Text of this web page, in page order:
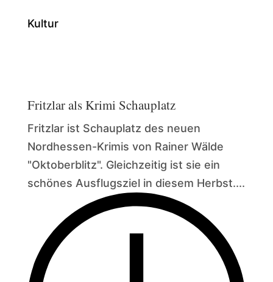
Kultur
Fritzlar als Krimi Schauplatz
Fritzlar ist Schauplatz des neuen
Nordhessen-Krimis von Rainer Wälde
"Oktoberblitz". Gleichzeitig ist sie ein
schönes Ausflugsziel in diesem Herbst....